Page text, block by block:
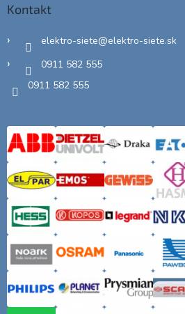
Kontakt
elektro-siete@elektro-siete.sk
0911 582 555
0911 582 555